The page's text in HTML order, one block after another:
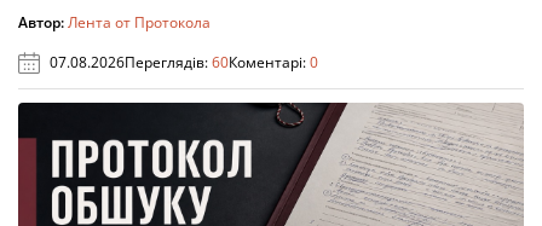
Автор:Лента от Протокола
07.08.2026Переглядів:60Коментарі:0